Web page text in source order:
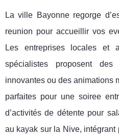
La ville Bayonne regorge
reunion pour accueillir vos
Les entreprises locales et
spécialistes proposent
innovantes ou des animations
parfaites pour une soiree
d’activités de détente pour
au kayak sur la Nive, intégrant